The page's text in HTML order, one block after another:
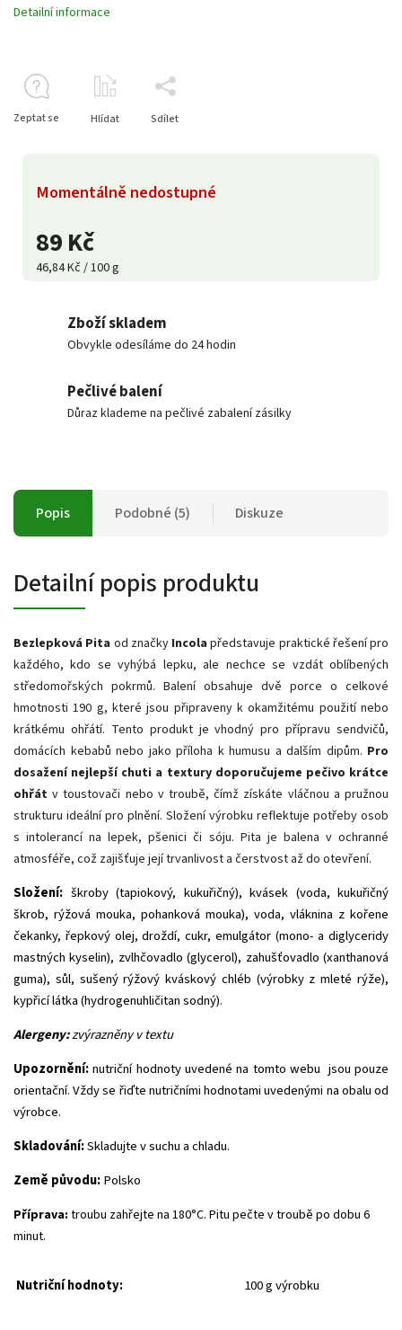
89 Kč
46,84 Kč / 100 g
Momentálně nedostupné
Detailní informace
Zeptat se Hlídat Sdílet
Zboží skladem
Obvykle odesíláme do 24 hodin
Pečlivé balení
Důraz klademe na pečlivé zabalení zásilky
Popis Podobné (5) Diskuze
Detailní popis produktu
Bezlepková Pita od značkyIncola představuje praktické řešení pro
každého, kdo se vyhýbá lepku, ale nechce se vzdát oblíbených
středomořských pokrmů. Balení obsahuje dvě porce o celkové
hmotnosti 190 g, které jsou připraveny k okamžitému použití nebo
krátkému ohřátí. Tento produkt je vhodný pro přípravu sendvičů,
domácích kebabů nebo jako příloha k humusu a dalším dipům. Pro
dosažení nejlepší chuti a textury doporučujeme pečivo krátce
ohřát v toustovači nebo v troubě, čímž získáte vláčnou a pružnou
strukturu ideální pro plnění. Složení výrobku reflektuje potřeby osob
s intolerancí na lepek, pšenici či sóju. Pita je balena v ochranné
atmosféře, což zajišťuje její trvanlivost a čerstvost až do otevření.
Složení: škroby (tapiokový, kukuřičný), kvásek (voda, kukuřičný
škrob, rýžová mouka, pohanková mouka), voda, vláknina z kořene
čekanky, řepkový olej, droždí, cukr, emulgátor (mono- a diglyceridy
mastných kyselin), zvlhčovadlo (glycerol), zahušťovadlo (xanthanová
guma), sůl, sušený rýžový kváskový chléb (výrobky z mleté rýže),
kypřicí látka (hydrogenuhličitan sodný).
Alergeny:zvýrazněny v textu
Upozornění:nutriční hodnoty uvedené na tomto webu jsou pouze
orientační. Vždy se řiďte nutričními hodnotami uvedenými na obalu od
výrobce.
Skladování:Skladujte v suchu a chladu.
Země původu:Polsko
Příprava: troubu zahřejte na 180°C. Pitu pečte v troubě po dobu 6
minut.
Nutriční hodnoty: 100 g výrobku